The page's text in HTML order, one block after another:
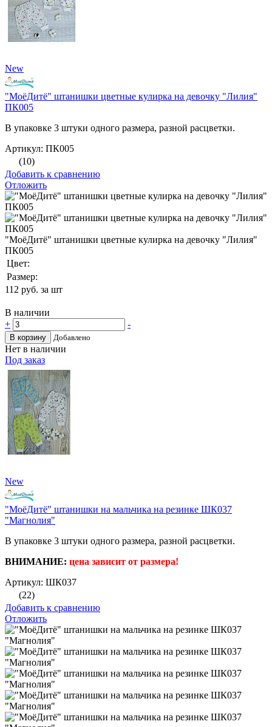
New
"МоёДитё" штанишки цветные кулирка на девочку "Лилия"
ПК005
В упаковке 3 штуки одного размера, разной расцветки.
Артикул: ПК005
(10)
Добавить к сравнению
Отложить
"МоёДитё" штанишки цветные кулирка на девочку "Лилия"
ПК005
Цвет:
Размер:
112 руб. за шт
В наличии
+
-
В корзину Добавлено
Нет в наличии
Под заказ
New
"МоёДитё" штанишки на мальчика на резинке ШК037
"Магнолия"
В упаковке 3 штуки одного размера, разной расцветки.
ВНИМАНИЕ: цена зависит от размера!
Артикул: ШК037
(22)
Добавить к сравнению
Отложить